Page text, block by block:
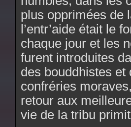
plus opprimées de
l’entr’aide était le
chaque jour et les
furent introduites
des bouddhistes
confréries
retour aux
vie de la tribu